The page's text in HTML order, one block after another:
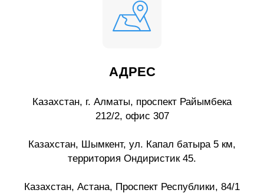
АДРЕС
Казахстан, г. Алматы, проспект Райымбека
212/2, офис 307
Казахстан, Шымкент, ул. Капал батыра 5 км,
территория Ондиристик 45.
Казахстан, Астана, Проспект Республики, 84/1